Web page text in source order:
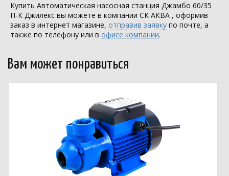
Купить Автоматическая насосная станция Джамбо 60/35
П-К Джилекс вы можете в компании СК АКВА , оформив
заказ в интернет магазине, отправив заявку по почте, а
также по телефону или в офисе компании.
Вам может понравиться